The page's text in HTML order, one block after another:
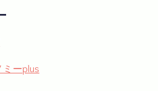
ーplus